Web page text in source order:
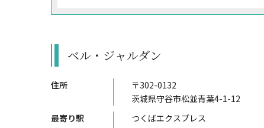
ベル・ジャルダン
住所
〒302-0132
茨城県守谷市松並青葉4-1-12
最寄り駅
つくばエクスプレス